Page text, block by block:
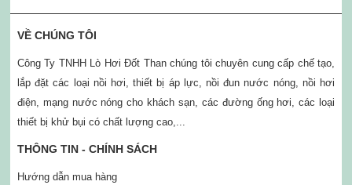
VỀ CHÚNG TÔI
Công Ty TNHH Lò Hơi Đốt Than chúng tôi chuyên cung cấp chế tạo,
lắp đặt các loại nồi hơi, thiết bị áp lực, nồi đun nước nóng, nồi hơi
điện, mạng nước nóng cho khách sạn, các đường ống hơi, các loại
thiết bị khử bụi có chất lượng cao,...
THÔNG TIN - CHÍNH SÁCH
Hướng dẫn mua hàng